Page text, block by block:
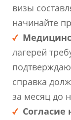
визы
начинайте
лагерей
справка
за месяц до
Согласие